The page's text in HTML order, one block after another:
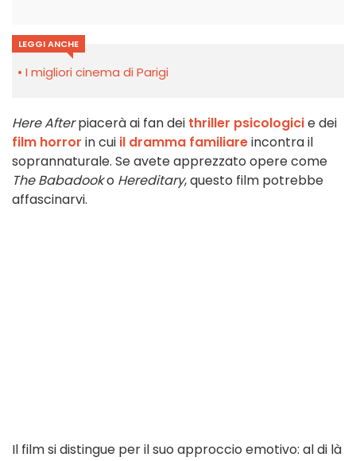
LEGGI ANCHE
I migliori cinema di Parigi
Here Afterpiacerà ai fan dei thriller psicologicie dei
film horror in cui il dramma familiareincontra il
soprannaturale. Se avete apprezzato opere come
The Babadooko Hereditary, questo film potrebbe
affascinarvi.
Il film si distingue per il suo approccio emotivo: al di là